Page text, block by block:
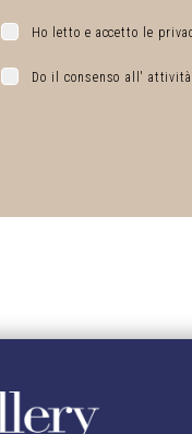
Ho letto e accetto le
Do il consenso all'